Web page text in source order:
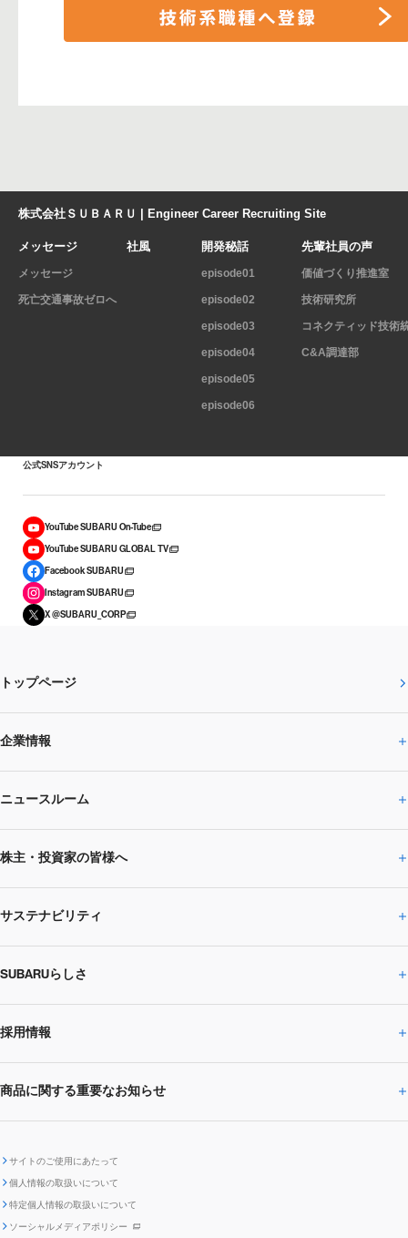
株式会社ＳＵＢＡＲＵ | Engineer Career Recruiting Site
メッセージ
メッセージ
死亡交通事故ゼロへ
社風 開発秘話
episode01
episode02
episode03
episode04
episode05
episode06
先輩社員の声
価値づくり推進室
技術研究所
コネクティッド技術
C&A調達部
公式SNSアカウント
YouTube SUBARU On-Tube
YouTube SUBARU GLOBAL TV
Facebook SUBARU
Instagram SUBARU
X @SUBARU_CORP
トップページ
企業情報
企業情報トップ
SUBARUのありたい姿
SUBARU 2025方針
ニュースルーム
ニュースルームトップ
ニュースリリース
閉じる
株主・投資家の皆様へ
株主・投資家の皆様へトップ
企業・経営
IRライブラリー
株主・投資家サポート
IRカレンダー
ディスクロージャー
ポリシー
サステナビリティ
サステナビリティトップ
CEOサステナビリティ
環境
ガバナンス
GRI内容索引
SUBARUらしさ
SUBARUらしさトップ
SUBARUびと
SUBARUデザイン
採用情報
採用情報トップ
新卒採用
商品に関する重要なお知らせ
SUBARU ハイブリッド車 レスキュ
ー時の取扱い
サイトのご使用にあたって
個人情報の取扱いについて
特定個人情報の取扱いについて
ソーシャルメディアポリシー